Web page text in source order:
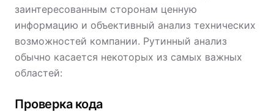
заинтересованным сторонам ценную
информацию и объективный анализ технических
возможностей компании. Рутинный анализ
обычно касается некоторых из самых важных
областей:
Проверка кода